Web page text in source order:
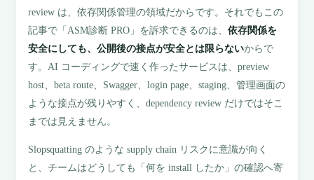
review は、依存関係管理の領域だからです。それでもこの
記事で「ASM診断 PRO」を訴求できるのは、依存関係を
安全にしても、公開後の接点が安全とは限らないからで
す。AI コーディングで速く作ったサービスは、preview
host、beta route、Swagger、login page、staging、管理画面の
ような接点が残りやすく、dependency review だけではそこ
までは見えません。
Slopsquatting のような supply chain リスクに意識が向く
と、チームはどうしても「何を install したか」の確認へ寄